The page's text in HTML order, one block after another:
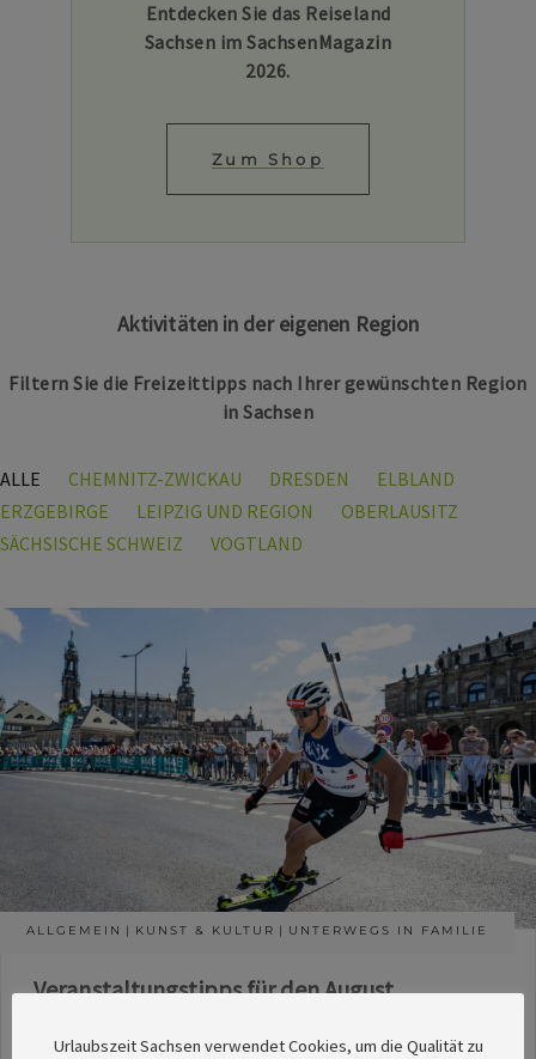
Entdecken Sie das Reiseland
Sachsen im SachsenMagazin
2026.
Zum Shop
Aktivitäten in der eigenen Region
Filtern Sie die Freizeittipps nach Ihrer gewünschten Region
in Sachsen
ALLE CHEMNITZ-ZWICKAU DRESDEN
ELBLAND
ERZGEBIRGE
LEIPZIG UND REGION
OBERLAUSITZ
SÄCHSISCHE SCHWEIZ
VOGTLAND
ALLGEMEIN KUNST & KULTUR UNTERWEGS IN FAMILIE
Veranstaltungstipps für den August
Urlaubszeit Sachsen verwendet Cookies, um die Qualität zu